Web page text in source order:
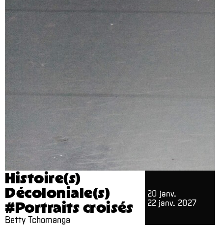
Histoire(s)
Décoloniale(s)
#Portraits croisés
Betty Tchomanga
20 janv.
22 janv. 2027